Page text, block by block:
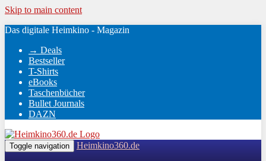
Skip to main content
Das digitale Heimkino - Magazin
→ Deals
Bestseller
T-Shirts
eBooks
Taschenbücher
Bullet Journals
DAZN
Toggle navigation Heimkino360.de